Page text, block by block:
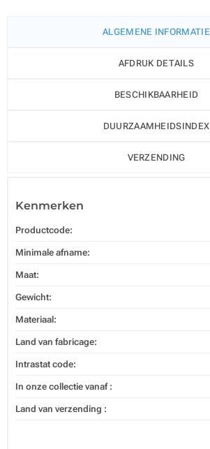
ALGEMENE INFORMATIE
AFDRUK DETAILS
BESCHIKBAARHEID
DUURZAAMHEIDSINDEX
VERZENDING
Kenmerken
Productcode:
Minimale afname:
Maat:
Gewicht:
Materiaal:
Land van fabricage:
Intrastat code:
In onze collectie vanaf :
Land van verzending :